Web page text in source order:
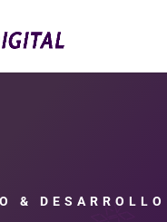
& DESARROLLO